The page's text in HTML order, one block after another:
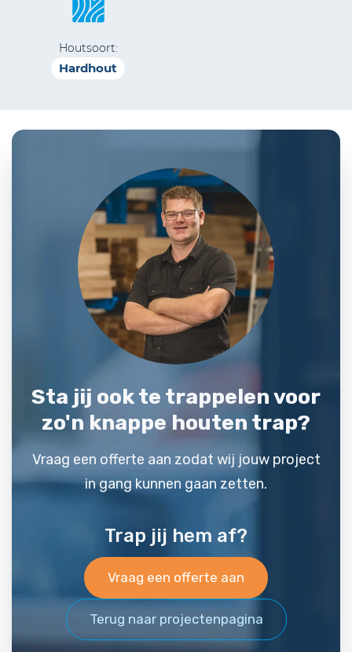
Houtsoort:
Hardhout
Sta jij ook te trappelen voor
zo'n knappe houten trap?
Vraag een offerte aan zodat wij jouw project
in gang kunnen gaan zetten.
Trap jij hem af?
Vraag een offerte aan
Terug naar projectenpagina